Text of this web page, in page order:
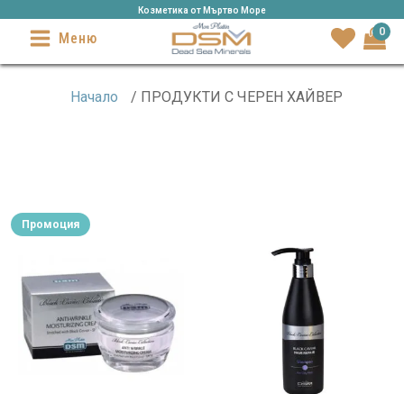
Козметика от Mъртво Море
Меню 0
Начало / ПРОДУКТИ С ЧЕРЕН ХАЙВЕР
Промоция